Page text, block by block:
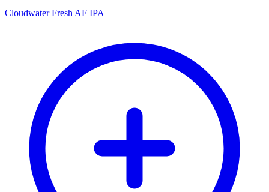
Cloudwater Fresh AF IPA